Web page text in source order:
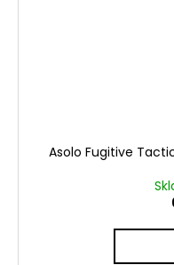
Asolo Fugitive